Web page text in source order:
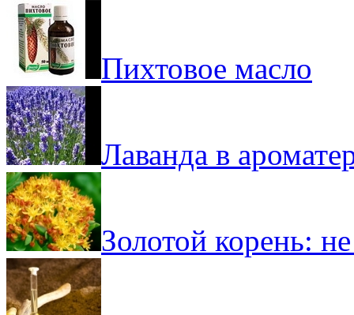
Пихтовое масло
Лаванда в
Золотой корень: